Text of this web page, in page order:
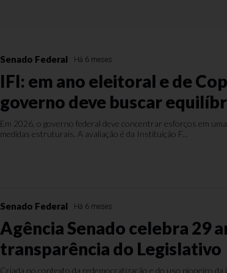
Senado Federal Há 6 meses
IFI: em ano eleitoral e de
governo deve buscar
Em 2026, o governo federal deve concentrar esforços em
medidas estruturais. A avaliação é da Instituição F...
Senado Federal Há 6 meses
Agência Senado celebra 29
transparência do Legislativo
Criada no contexto da redemocratização e do uso pioneiro da